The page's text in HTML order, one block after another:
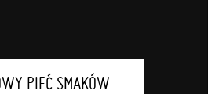
PIĘĆ SMAKÓW